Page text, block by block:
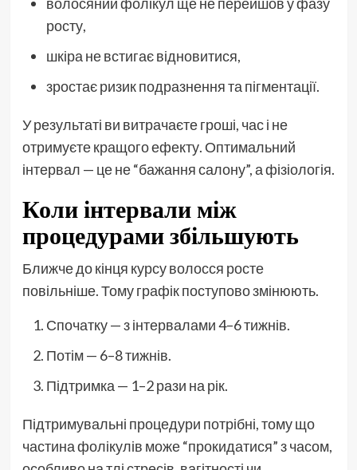
росту,
шкіра не встигає відновитися,
зростає ризик подразнення та пігментації.
У результаті ви витрачаєте гроші, час і не
отримуєте кращого ефекту. Оптимальний
інтервал — це не “бажання салону”, а фізіологія.
Коли інтервали між
процедурами збільшують
Ближче до кінця курсу волосся росте
повільніше. Тому графік поступово змінюють.
Спочатку — з інтервалами 4–6 тижнів.
Потім — 6–8 тижнів.
Підтримка — 1–2 рази на рік.
Підтримувальні процедури потрібні, тому що
частина фолікулів може “прокидатися” з часом,